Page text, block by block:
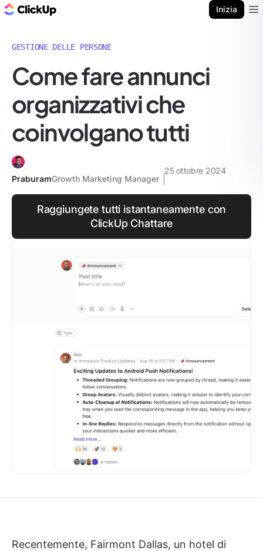
Inizia
GESTIONE DELLE PERSONE
Come fare annunci
organizzativi che
coinvolgano tutti
PraburamGrowth Marketing Manager
25 ottobre 2024
Raggiungete tutti istantaneamente con
ClickUp Chattare
Recentemente, Fairmont Dallas, un hotel di